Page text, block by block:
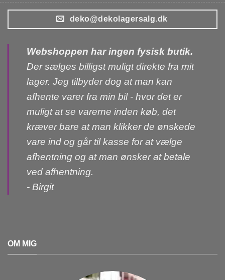
deko@dekolagersalg.dk
Webshoppen har ingen fysisk butik.
Der sælges billigst muligt direkte fra mit
lager. Jeg tilbyder dog at man kan
afhente varer fra min bil - hvor det er
muligt at se varerne inden køb, det
kræver bare at man klikker de ønskede
vare ind og går til kasse for at vælge
afhentning og at man ønsker at betale
ved afhentning.
- Birgit
OM MIG